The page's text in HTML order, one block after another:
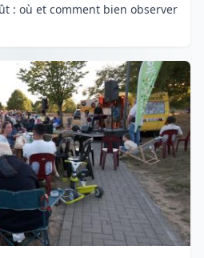
: où et comment bien observer